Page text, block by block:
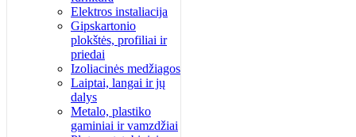
Elektros instaliacija
Gipskartonio
plokštės, profiliai ir
priedai
Izoliacinės medžiagos
Laiptai, langai ir jų
dalys
Metalo, plastiko
gaminiai ir vamzdžiai